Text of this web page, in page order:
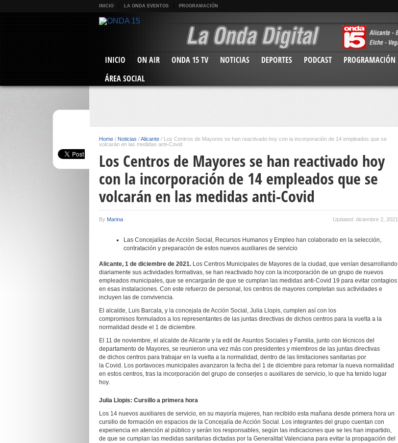
INICIO LA ONDA EVENTOS PROGRAMACIÓN
INICIO ON AIR ONDA 15 TV NOTICIAS DEPORTES PODCAST PROGRAMACIÓN
ÁREA SOCIAL
Home / Noticias /Alicante / Los Centros de Mayores se han reactivado hoy con la incorporación de 14 empleados que se
volcarán en las medidas anti-Covid
Los Centros de Mayores se han reactivado hoy
con la incorporación de 14 empleados que se
volcarán en las medidas anti-Covid
By Marina Updated: diciembre 2, 2021
Las Concejalías de Acción Social, Recursos Humanos y Empleo han colaborado en la selección,
contratación y preparación de estos nuevos auxiliares de servicio
Alicante, 1 de diciembre de 2021. Los Centros Municipales de Mayores de la ciudad, que venían desarrollando
diariamente sus actividades formativas, se han reactivado hoy con la incorporación de un grupo de nuevos
empleados municipales, que se encargarán de que se cumplan las medidas anti-Covid 19 para evitar contagios
en esas instalaciones. Con este refuerzo de personal, los centros de mayores completan sus actividades e
incluyen las de convivencia.
El alcalde, Luis Barcala, y la concejala de Acción Social, Julia Llopis, cumplen así con los
compromisos formulados a los representantes de las juntas directivas de dichos centros para la vuelta a la
normalidad desde el 1 de diciembre.
El 11 de noviembre, el alcalde de Alicante y la edil de Asuntos Sociales y Familia, junto con técnicos del
departamento de Mayores, se reunieron una vez más con presidentes y miembros de las juntas directivas
de dichos centros para trabajar en la vuelta a la normalidad, dentro de las limitaciones sanitarias por
la Covid. Los portavoces municipales avanzaron la fecha del 1 de diciembre para retomar la nueva normalidad
en estos centros, tras la incorporación del grupo de conserjes o auxiliares de servicio, lo que ha tenido lugar
hoy.
Julia Llopis: Cursillo a primera hora
Los 14 nuevos auxiliares de servicio, en su mayoría mujeres, han recibido esta mañana desde primera hora un
cursillo de formación en espacios de la Concejalía de Acción Social. Los integrantes del grupo cuentan con
experiencia en atención al público y serán los responsables, según las indicaciones que se les han impartido,
de que se cumplan las medidas sanitarias dictadas por la Generalitat Valenciana para evitar la propagación del